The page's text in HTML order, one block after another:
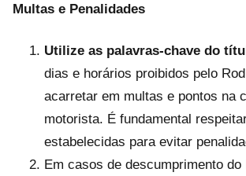
Multas e Penalidades
Utilize as palavras-chave do
dias e horários proibidos pelo
acarretar em multas e pontos na
motorista. É fundamental
estabelecidas para evitar
Em casos de descumprimento